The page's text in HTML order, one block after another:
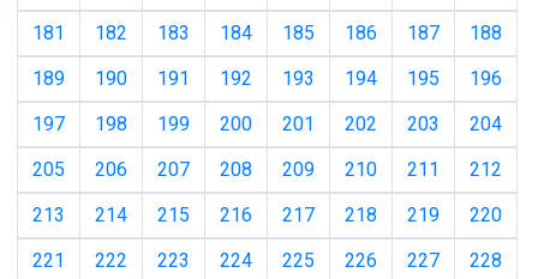
181
182 183 184 185 186 187
188
189
190 191 192 193 194 195
196
197
198 199 200 201 202 203
204
205
206 207 208 209 210 211
212
213
214 215 216 217 218 219
220
221
222 223 224 225 226 227
228